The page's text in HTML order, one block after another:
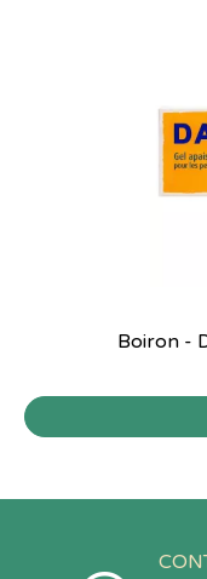
Boiron -